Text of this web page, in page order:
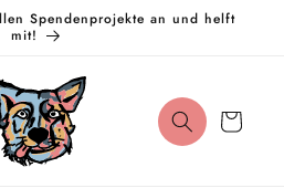
Spendenprojekte an und helft
mit!
Warenkorb